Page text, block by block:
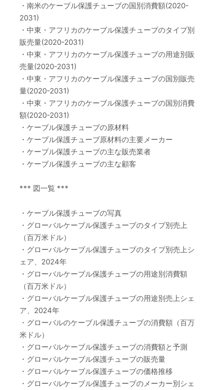
・南米のケーブル保護チューブの国別消費額(2020-
2031)
・中東・アフリカのケーブル保護チューブのタイプ別
販売量(2020-2031)
・中東・アフリカのケーブル保護チューブの用途別販
売量(2020-2031)
・中東・アフリカのケーブル保護チューブの国別販売
量(2020-2031)
・中東・アフリカのケーブル保護チューブの国別消費
額(2020-2031)
・ケーブル保護チューブの原材料
・ケーブル保護チューブ原材料の主要メーカー
・ケーブル保護チューブの主な販売業者
・ケーブル保護チューブの主な顧客
*** 図一覧 ***
・ケーブル保護チューブの写真
・グローバルケーブル保護チューブのタイプ別売上
（百万米ドル）
・グローバルケーブル保護チューブのタイプ別売上シ
ェア、2024年
・グローバルケーブル保護チューブの用途別消費額
（百万米ドル）
・グローバルケーブル保護チューブの用途別売上シェ
ア、2024年
・グローバルのケーブル保護チューブの消費額（百万
米ドル）
・グローバルケーブル保護チューブの消費額と予測
・グローバルケーブル保護チューブの販売量
・グローバルケーブル保護チューブの価格推移
・グローバルケーブル保護チューブのメーカー別シェ